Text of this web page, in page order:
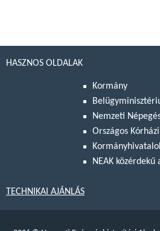
HASZNOS OLDALAK
Kormány
Nemzeti
Országos
NEAK közérdekű
TECHNIKAI AJÁNLÁS